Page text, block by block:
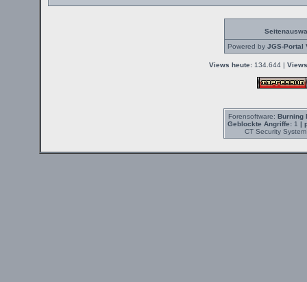
Powered by JGS-Portal
Views heute:134.644 |
Forensoftware: Burning
Geblockte Angriffe:1 |
CT Security